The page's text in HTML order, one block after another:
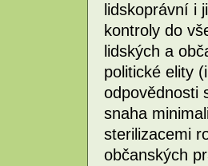
lidskoprávní i
kontroly do
lidských a
politické elity
odpovědnosti
snaha
sterilizacemi
občanských